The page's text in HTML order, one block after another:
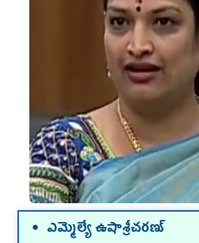
ఎమ్మెల్యే ఉషాశ్రీచరణ్‌